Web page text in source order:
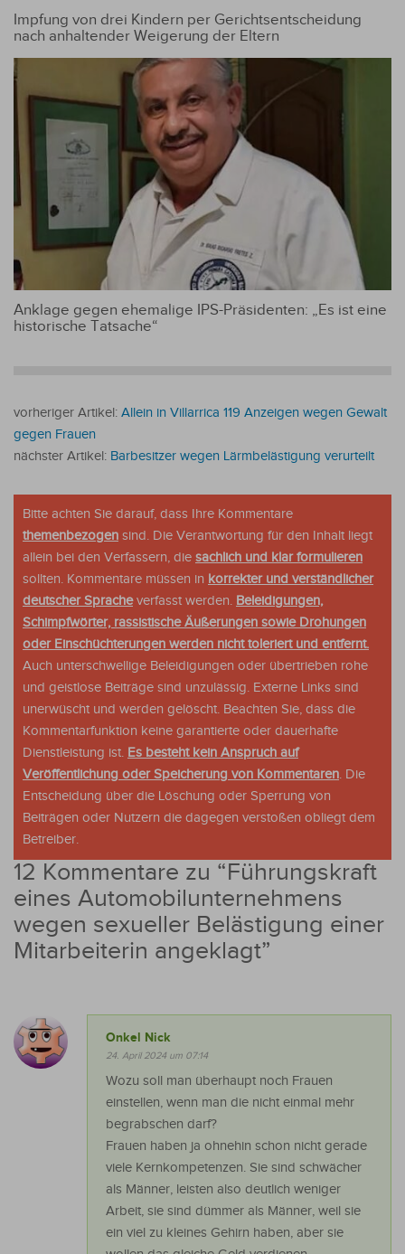
Impfung von drei Kindern per Gerichtsentscheidung
nach anhaltender Weigerung der Eltern
Anklage gegen ehemalige IPS-Präsidenten: „Es ist eine
historische Tatsache“
vorheriger Artikel: Allein in Villarrica 119 Anzeigen wegen Gewalt
gegen Frauen
nächster Artikel: Barbesitzer wegen Lärmbelästigung verurteilt
Bitte achten Sie darauf, dass Ihre Kommentare
themenbezogen sind. Die Verantwortung für den Inhalt liegt
allein bei den Verfassern, die sachlich und klar formulieren
sollten. Kommentare müssen in korrekter und verständlicher
deutscher Spracheverfasst werden. Beleidigungen,
Schimpfwörter, rassistische Äußerungen sowie Drohungen
oder Einschüchterungen werden nicht toleriert und entfernt.
Auch unterschwellige Beleidigungen oder übertrieben rohe
und geistlose Beiträge sind unzulässig. Externe Links sind
unerwüscht und werden gelöscht. Beachten Sie, dass die
Kommentarfunktion keine garantierte oder dauerhafte
Dienstleistung ist. Es besteht kein Anspruch auf
Veröffentlichung oder Speicherung von Kommentaren. Die
Entscheidung über die Löschung oder Sperrung von
Beiträgen oder Nutzern die dagegen verstoßen obliegt dem
Betreiber.
12 Kommentare zu “Führungskraft
eines Automobilunternehmens
wegen sexueller Belästigung einer
Mitarbeiterin angeklagt”
Onkel Nick
24. April 2024 um 07:14
Wozu soll man überhaupt noch Frauen
einstellen, wenn man die nicht einmal mehr
begrabschen darf?
Frauen haben ja ohnehin schon nicht gerade
viele Kernkompetenzen. Sie sind schwächer
als Männer, leisten also deutlich weniger
Arbeit, sie sind dümmer als Männer, weil sie
ein viel zu kleines Gehirn haben, aber sie